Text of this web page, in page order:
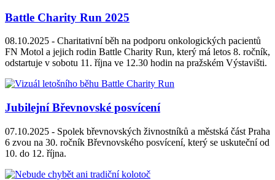
Battle Charity Run 2025
08.10.2025 - Charitativní běh na podporu onkologických pacientů
FN Motol a jejich rodin Battle Charity Run, který má letos 8. ročník,
odstartuje v sobotu 11. října ve 12.30 hodin na pražském Výstavišti.
Jubilejní Břevnovské posvícení
07.10.2025 - Spolek břevnovských živnostníků a městská část Praha
6 zvou na 30. ročník Břevnovského posvícení, který se uskuteční od
10. do 12. října.